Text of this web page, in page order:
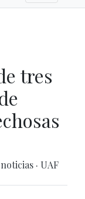
tres
noticias · UAF